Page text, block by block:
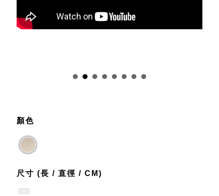
顏色
尺寸 (長 / 直徑 / CM)